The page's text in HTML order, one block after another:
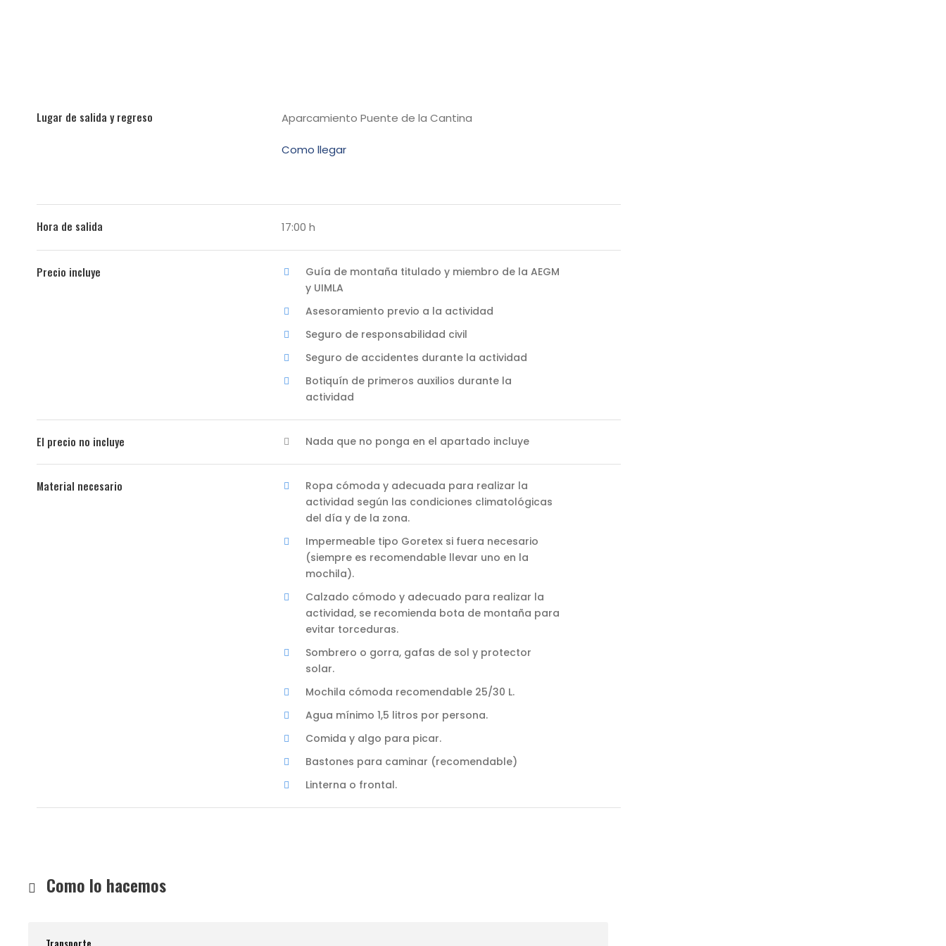
Lugar de salida y regreso Aparcamiento Puente de la Cantina
Como llegar
Hora de salida 17:00 h
Precio incluye
Guía de montaña titulado y miembro de la AEGM
y UIMLA
Asesoramiento previo a la actividad
Seguro de responsabilidad civil
Seguro de accidentes durante la actividad
Botiquín de primeros auxilios durante la
actividad
El precio no incluye Nada que no ponga en el apartado incluye
Material necesario
Ropa cómoda y adecuada para realizar la
actividad según las condiciones climatológicas
del día y de la zona.
Impermeable tipo Goretex si fuera necesario
(siempre es recomendable llevar uno en la
mochila).
Calzado cómodo y adecuado para realizar la
actividad, se recomienda bota de montaña para
evitar torceduras.
Sombrero o gorra, gafas de sol y protector
solar.
Mochila cómoda recomendable 25/30 L.
Agua mínimo 1,5 litros por persona.
Comida y algo para picar.
Bastones para caminar (recomendable)
Linterna o frontal.
Como lo hacemos
Transporte